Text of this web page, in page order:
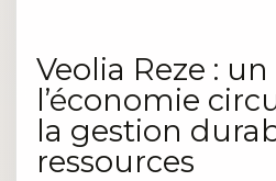
Veolia Reze :
l’économie
la gestion
ressources